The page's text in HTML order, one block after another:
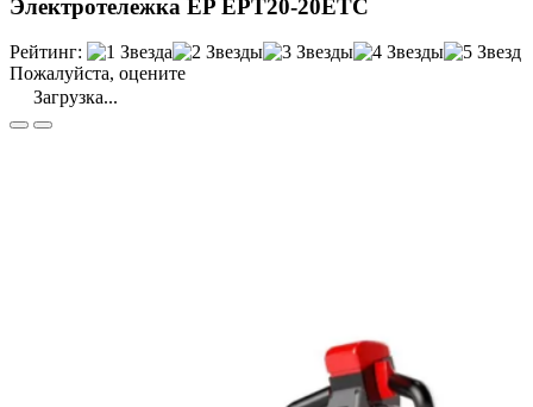
Электротележка EP EPT20-20ETC
Рейтинг:
Пожалуйста, оцените
Загрузка...